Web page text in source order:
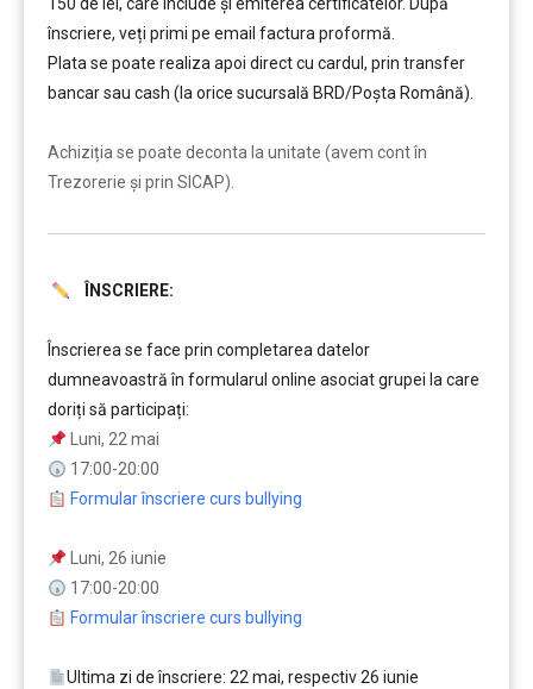
înscriere, veți primi pe email factura proformă.
Plata se poate realiza apoi direct cu cardul, prin transfer
bancar sau cash (la orice sucursală BRD/Poșta Română).
Achiziția se poate deconta la unitate (avem cont în
Trezorerie și prin SICAP).
ÎNSCRIERE:
Înscrierea se face prin completarea datelor
dumneavoastră în formularul online asociat grupei la care
doriți să participați:
Luni, 22 mai
17:00-20:00
Formular înscriere curs bullying
Luni, 26 iunie
17:00-20:00
Formular înscriere curs bullying
Ultima zi de înscriere: 22 mai, respectiv 26 iunie